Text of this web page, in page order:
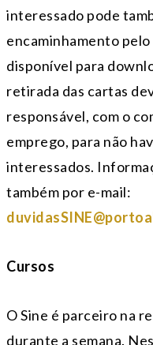
interessado pode
encaminhamento
disponível para
retirada das cartas
responsável, com o
emprego, para não
interessados.
também por e-mail:
Cursos
O Sine é parceiro na
durante a semana.